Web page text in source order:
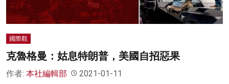
國際觀
克魯格曼：姑息特朗普，美國自招惡果
作者: 本社編輯部 2021-01-11